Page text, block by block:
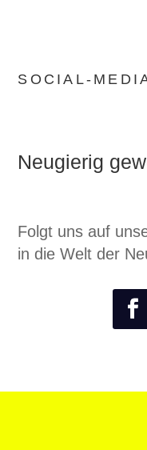
SOCIAL-
Neugierig
Folgt uns auf
in die Welt der